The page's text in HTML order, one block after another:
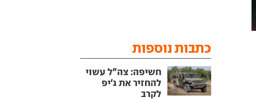
כתבות נוספות
חשיפה: צה"ל עשוי
להחזיר את ג'יפ
לקרב